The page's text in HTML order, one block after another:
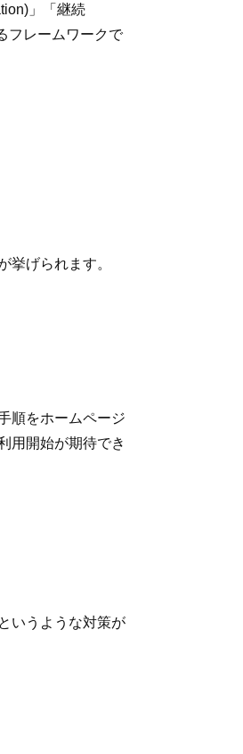
」「継続
フレームワークで
挙げられます。
順をホームページ
用開始が期待でき
いうような対策が